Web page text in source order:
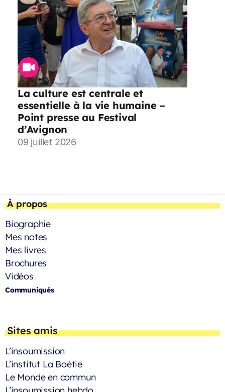
La culture est centrale et
essentielle à la vie humaine –
Point presse au Festival
d’Avignon
09 juillet 2026
À propos
Biographie
Mes notes
Mes livres
Brochures
Vidéos
Communiqués
Sites amis
L’insoumission
L’institut La Boétie
Le Monde en commun